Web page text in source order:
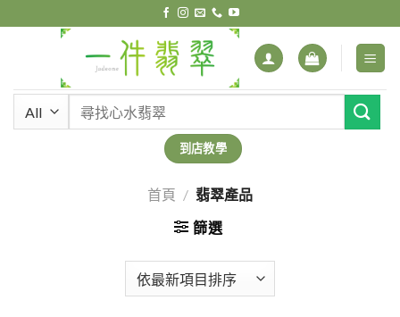
to
到店教學
首頁 / 翡翠產品
篩選